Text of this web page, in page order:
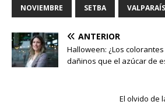
NOVIEMBRE SETBA
ANTERIOR
Halloween: ¿Los
dañinos que el azúcar de
El olvido de